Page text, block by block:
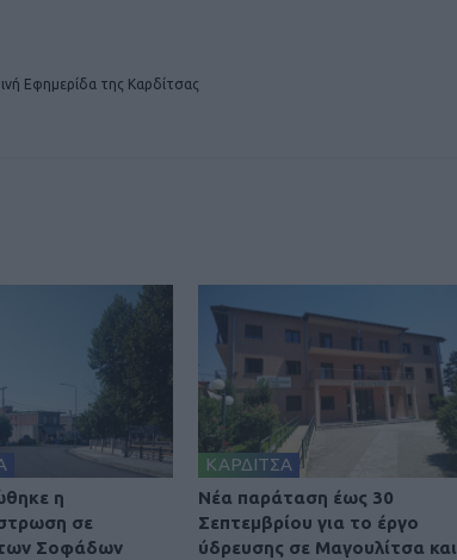
Εφημερίδα της Καρδίτσας
η
σε
Σοφάδων
ΚΑΡΔΙΤΣΑ
Νέα παράταση έως 30
Σεπτεμβρίου για το έργο
ύδρευσης σε Μαγουλίτσα και